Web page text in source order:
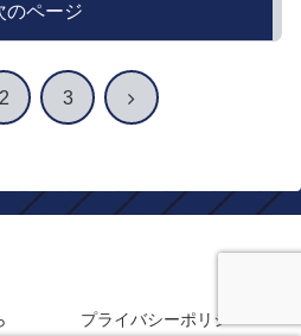
のページ
2 3 次
プライバシーポリシー